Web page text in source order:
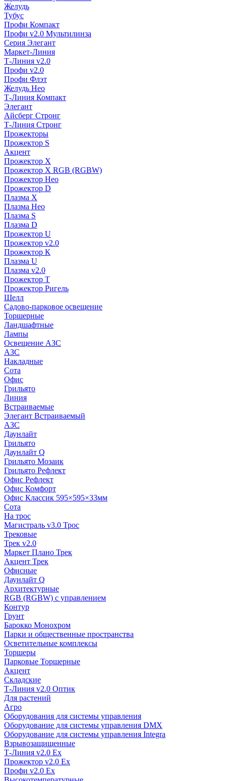
Желудь
Тубус
Профи Компакт
Профи v2.0 Мультилинза
Серия Элегант
Маркет-Линия
Т-Линия v2.0
Профи v2.0
Профи Флэт
Желудь Нео
Т-Линия Компакт
Элегант
Айсберг Стронг
Т-Линия Стронг
Прожекторы
Прожектор S
Акцент
Прожектор X
Прожектор Х RGB (RGBW)
Прожектор Нео
Прожектор D
Плазма X
Плазма Нео
Плазма S
Плазма D
Прожектор U
Прожектор v2.0
Прожектор К
Плазма U
Плазма v2.0
Прожектор Т
Прожектор Ригель
Шелл
Садово-парковое освещение
Торшерные
Ландшафтные
Лампы
Освещение АЗС
АЗС
Накладные
Сота
Офис
Грильято
Линия
Встраиваемые
Элегант Встраиваемый
АЗС
Даунлайт
Грильято
Даунлайт Q
Грильято Мозаик
Грильято Рефлект
Офис Рефлект
Офис Комфорт
Офис Классик 595×595×33мм
Сота
На трос
Магистраль v3.0 Трос
Трековые
Трек v2.0
Маркет Плано Трек
Акцент Трек
Офисные
Даунлайт Q
Архитектурные
RGB (RGBW) с управлением
Контур
Грунт
Барокко Монохром
Парки и общественные пространства
Осветительные комплексы
Торшеры
Парковые Торшерные
Акцент
Складские
Т-Линия v2.0 Оптик
Для растений
Агро
Оборудования для системы управления
Оборудование для системы управления DMX
Оборудование для системы управления Integra
Взрывозащищенные
Т-Линия v2.0 Ex
Прожектор v2.0 Ex
Профи v2.0 Ex